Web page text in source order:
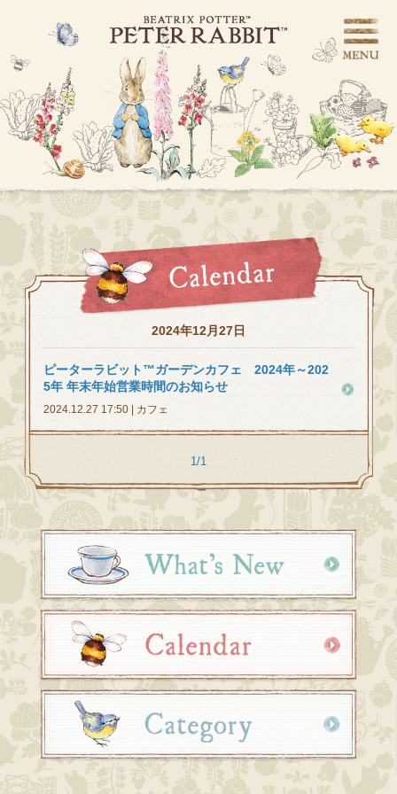
2024年12月27日
ピーターラビット™ガーデンカフェ 2024年～202
5年 年末年始営業時間のお知らせ
2024.12.27 17:50 | カフェ
1/1